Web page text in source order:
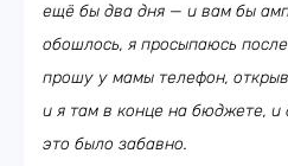
ещё бы два дня — и вам бы
обошлось, я просыпаюсь
прошу у мамы телефон,
и я там в конце на бюджете,
это было забавно.